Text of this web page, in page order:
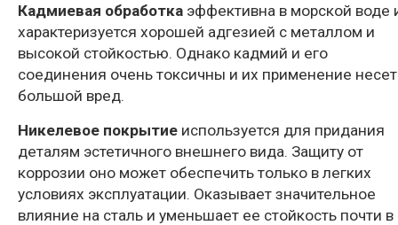
Кадмиевая обработка эффективна в морской воде
характеризуется хорошей адгезией с металлом и
высокой стойкостью. Однако кадмий и его
соединения очень токсичны и их применение несет
большой вред.
Никелевое покрытие используется для придания
деталям эстетичного внешнего вида. Защиту от
коррозии оно может обеспечить только в легких
условиях эксплуатации. Оказывает значительное
влияние на сталь и уменьшает ее стойкость почти в